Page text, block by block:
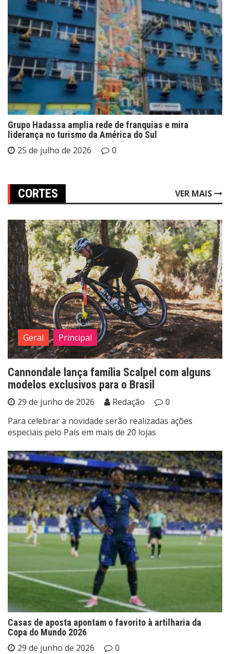
Grupo Hadassa amplia rede de franquias e mira
liderança no turismo da América do Sul
25 de julho de 2026 0
CORTES VER MAIS
Geral Principal
Cannondale lança família Scalpel com alguns
modelos exclusivos para o Brasil
29 de junho de 2026 Redação
0
Para celebrar a novidade serão realizadas ações
especiais pelo País em mais de 20 lojas
Casas de aposta apontam o favorito à artilharia da
Copa do Mundo 2026
29 de junho de 2026 0